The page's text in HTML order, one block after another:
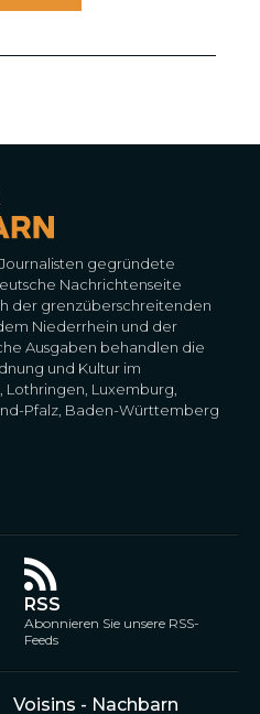
gegründete
Nachrichtenseite
der grenzüberschreitenden
Niederrhein und der
Ausgaben behandlen die
und Kultur im
Lothringen, Luxemburg,
Pfalz, Baden-Württemberg
RSS
Abonnieren Sie unsere RSS-
Feeds
Voisins - Nachbarn